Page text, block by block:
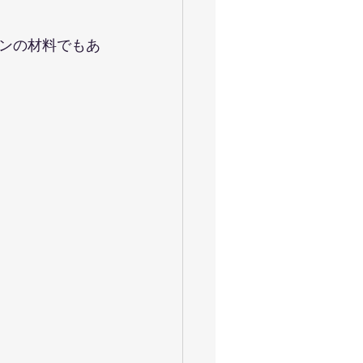
の材料でもあ